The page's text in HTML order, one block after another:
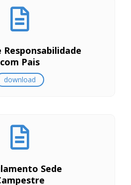
Responsabilidade
com Pais
download
Sede